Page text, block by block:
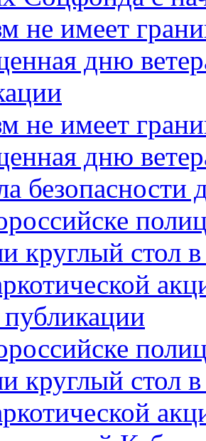
не имеет
дню
не имеет
дню
безопасности
круглый стол
круглый стол